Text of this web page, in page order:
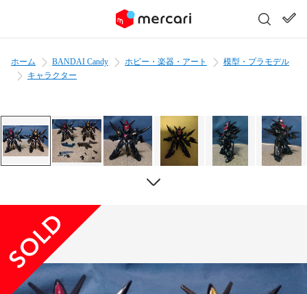
ホーム BANDAI Candy ホビー・楽器・アート
模型・プラモデル
キャラクター